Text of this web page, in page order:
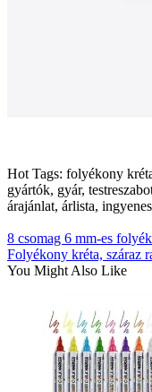
Hot Tags: folyékony
gyártók, gyár,
árajánlat, árlista,
8 csomag 6 mm-es
Folyékony kréta, száraz
You Might Also Like